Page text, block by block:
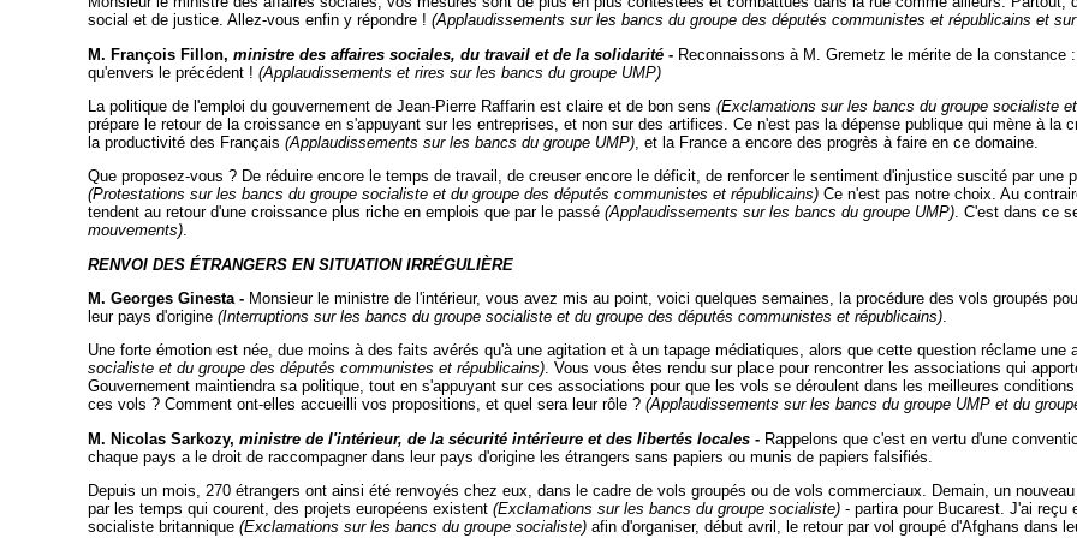
social et de justice. Allez-vous enfin y répondre ! (Applaudissements sur les bancs du groupe des députés communistes et républicains et
M. François Fillon, ministre des affaires sociales, du travail et de la solidarité-Reconnaissons à M. Gremetz le mérite de la constance
qu'envers le précédent ! (Applaudissements et rires sur les bancs du groupe UMP)
La politique de l'emploi du gouvernement de Jean-Pierre Raffarin est claire et de bon sens (Exclamations sur les bancs du groupe socialiste
prépare le retour de la croissance en s'appuyant sur les entreprises, et non sur des artifices. Ce n'est pas la dépense publique qui mène à la
la productivité des Français (Applaudissements sur les bancs du groupe UMP), et la France a encore des progrès à faire en ce domaine.
Que proposez-vous ? De réduire encore le temps de travail, de creuser encore le déficit, de renforcer le sentiment d'injustice suscité par
(Protestations sur les bancs du groupe socialiste et du groupe des députés communistes et républicains)Ce n'est pas notre choix. Au
tendent au retour d'une croissance plus riche en emplois que par le passé (Applaudissements sur les bancs du groupe UMP). C'est dans ce
mouvements).
RENVOI DES ÉTRANGERS EN SITUATION IRRÉGULIÈRE
M. Georges Ginesta -Monsieur le ministre de l'intérieur, vous avez mis au point, voici quelques semaines, la procédure des vols groupés
leur pays d'origine (Interruptions sur les bancs du groupe socialiste et du groupe des députés communistes et républicains).
Une forte émotion est née, due moins à des faits avérés qu'à une agitation et à un tapage médiatiques, alors que cette question réclame une
socialiste et du groupe des députés communistes et républicains). Vous vous êtes rendu sur place pour rencontrer les associations qui
Gouvernement maintiendra sa politique, tout en s'appuyant sur ces associations pour que les vols se déroulent dans les meilleures
ces vols ? Comment ont-elles accueilli vos propositions, et quel sera leur rôle ? (Applaudissements sur les bancs du groupe UMP et du
M. Nicolas Sarkozy, ministre de l'intérieur, de la sécurité intérieure et des libertés locales -Rappelons que c'est en vertu d'une
chaque pays a le droit de raccompagner dans leur pays d'origine les étrangers sans papiers ou munis de papiers falsifiés.
Depuis un mois, 270 étrangers ont ainsi été renvoyés chez eux, dans le cadre de vols groupés ou de vols commerciaux. Demain, un
par les temps qui courent, des projets européens existent (Exclamations sur les bancs du groupe socialiste)- partira pour Bucarest. J'ai reçu
socialiste britannique (Exclamations sur les bancs du groupe socialiste)afin d'organiser, début avril, le retour par vol groupé d'Afghans dans